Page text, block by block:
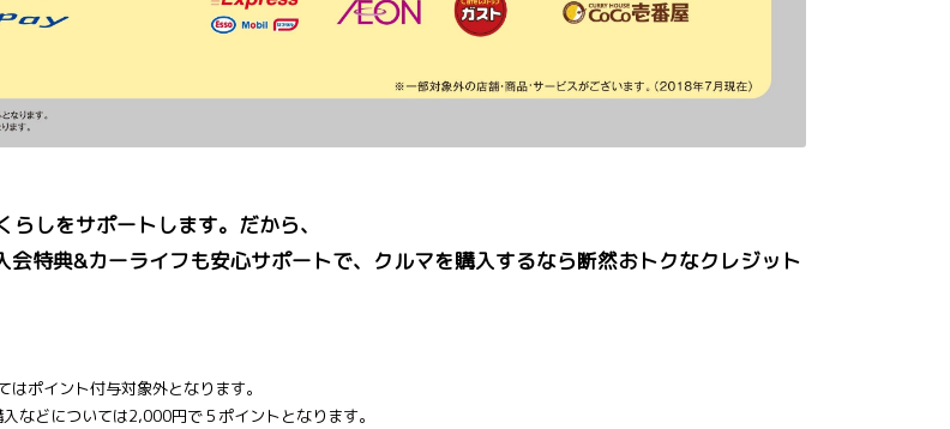
しをサポートします。だから、
特典&カーライフも安心サポートで、クルマを購入するなら断然おトクなクレジット
ポイント付与対象外となります。
などについては2,000円で５ポイントとなります。